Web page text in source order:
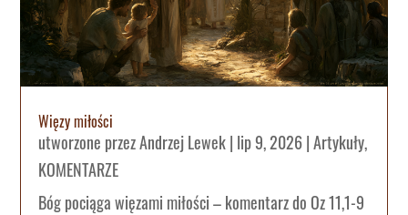
Więzy miłości
utworzone przezAndrzej Lewek| lip 9, 2026|Artykuły,
KOMENTARZE
Bóg pociąga więzami miłości – komentarz do Oz 11,1-9